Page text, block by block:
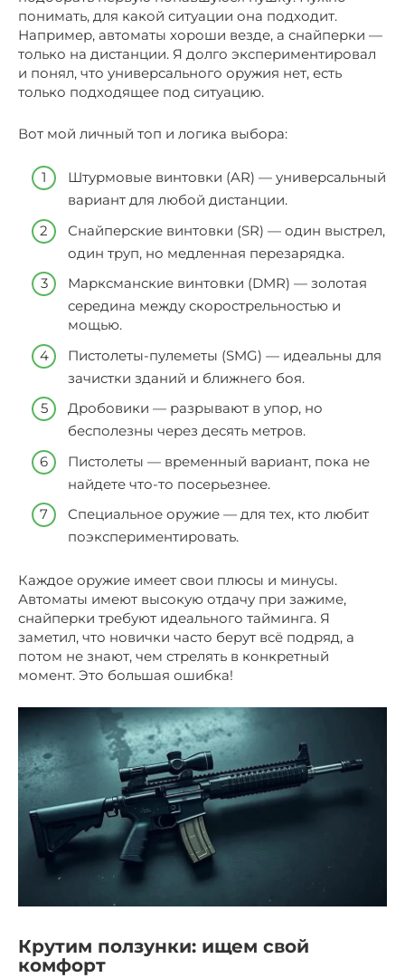
понимать, для какой ситуации она подходит.
Например, автоматы хороши везде, а снайперки —
только на дистанции. Я долго экспериментировал
и понял, что универсального оружия нет, есть
только подходящее под ситуацию.
Вот мой личный топ и логика выбора:
Штурмовые винтовки (AR) — универсальный
вариант для любой дистанции.
Снайперские винтовки (SR) — один выстрел,
один труп, но медленная перезарядка.
Марксманские винтовки (DMR) — золотая
середина между скорострельностью и
мощью.
Пистолеты-пулеметы (SMG) — идеальны для
зачистки зданий и ближнего боя.
Дробовики — разрывают в упор, но
бесполезны через десять метров.
Пистолеты — временный вариант, пока не
найдете что-то посерьезнее.
Специальное оружие — для тех, кто любит
поэкспериментировать.
Каждое оружие имеет свои плюсы и минусы.
Автоматы имеют высокую отдачу при зажиме,
снайперки требуют идеального тайминга. Я
заметил, что новички часто берут всё подряд, а
потом не знают, чем стрелять в конкретный
момент. Это большая ошибка!
Крутим ползунки: ищем свой
комфорт